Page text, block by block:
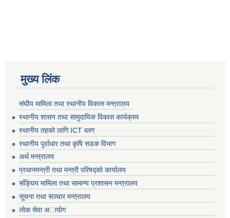
मुख्य लिंक
संघीय मामिला तथा स्थानीय विकास मन्त्रालय
स्थानीय शासन तथा सामुदायिक विकास कार्यक्रम
स्थानीय तहको लागि ICT ब्लग
स्थानीय पूर्वाधार तथा कृषि सडक विभाग
अर्थ मन्त्रालय
प्रधानमन्त्री तथा मन्त्री परिषद्काे कार्यालय
संङ्घिय मामिला तथा सामान्य प्रशासन मन्त्रालय
सूचना तथा सञ्चार मन्त्रालय
लाेक सेवा अायाेग